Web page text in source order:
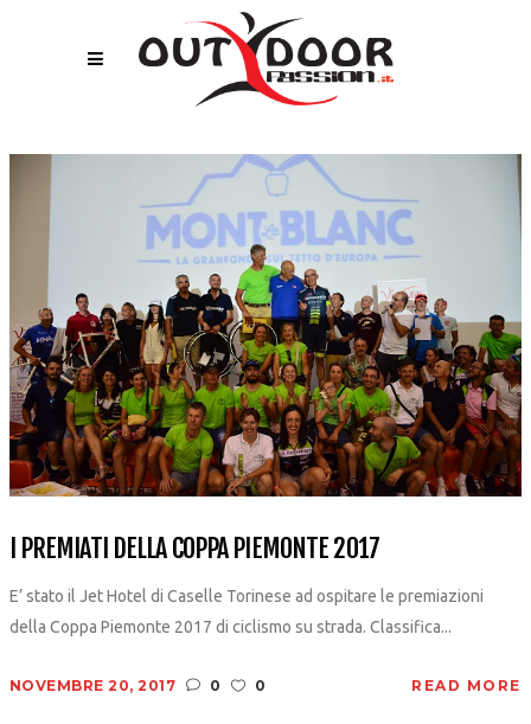
I PREMIATI DELLA COPPA PIEMONTE 2017
E’ stato il Jet Hotel di Caselle Torinese ad ospitare le premiazioni
della Coppa Piemonte 2017 di ciclismo su strada. Classifica...
NOVEMBRE 20, 2017 0 0 READ MORE